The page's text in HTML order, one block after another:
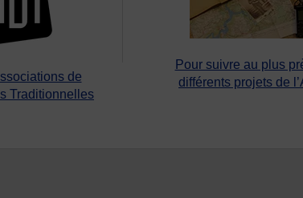
de
Traditionnelles
Pour suivre au plus
différents projets de